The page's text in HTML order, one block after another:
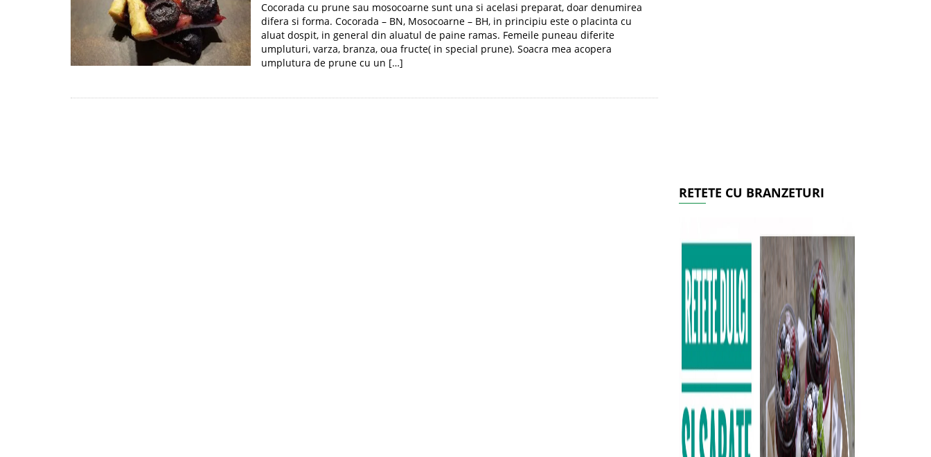
Cocorada cu prune sau mosocoarne sunt una si acelasi preparat, doar denumirea
difera si forma. Cocorada – BN, Mosocoarne – BH, in principiu este o placinta cu
aluat dospit, in general din aluatul de paine ramas. Femeile puneau diferite
umpluturi, varza, branza, oua fructe( in special prune). Soacra mea acopera
umplutura de prune cu un […]
RETETE CU BRANZETURI